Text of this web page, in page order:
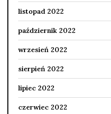
listopad 2022
październik 2022
wrzesień 2022
sierpień 2022
lipiec 2022
czerwiec 2022